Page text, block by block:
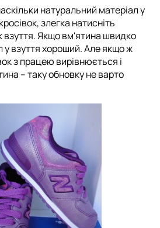
натуральний матеріал у
злегка натисніть
взуття. Якщо вм'ятина швидко
у взуття хороший. Але якщо ж
з працею вирівнюється і
– таку обновку не варто